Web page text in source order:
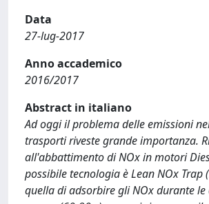
Data
27-lug-2017
Anno accademico
2016/2017
Abstract in italiano
Ad oggi il problema delle emissioni
trasporti riveste grande importanza.
all'abbattimento di NOx in motori
possibile tecnologia è Lean NOx Trap
quella di adsorbire gli NOx durante